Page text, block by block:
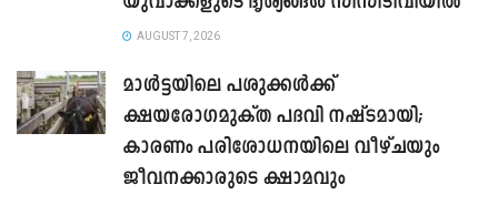
AUGUST 7, 2026
മാൾട്ടയിലെ പശുക്കൾക്ക്
ക്ഷയരോഗമുക്ത പദവി നഷ്ടമായി;
കാരണം പരിശോധനയിലെ വീഴ്ചയും
ജീവനക്കാരുടെ ക്ഷാമവും